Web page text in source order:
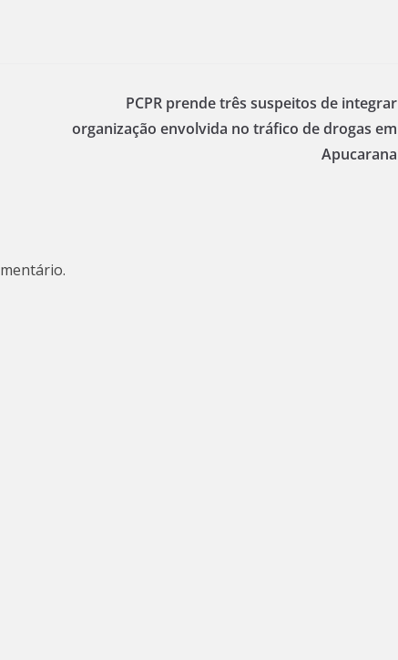
PCPR prende três suspeitos de integrar
organização envolvida no tráfico de drogas em
Apucarana